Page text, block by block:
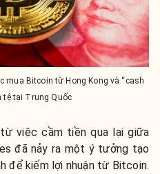
mua Bitcoin từ Hong Kong và “cash
tệ tại Trung Quốc
việc cầm tiền qua lại giữa
đã nảy ra một ý tưởng tạo
để kiếm lợi nhuận từ Bitcoin.